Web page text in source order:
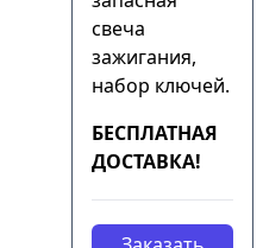
свеча
зажигания,
набор ключей.
БЕСПЛАТНАЯ
ДОСТАВКА!